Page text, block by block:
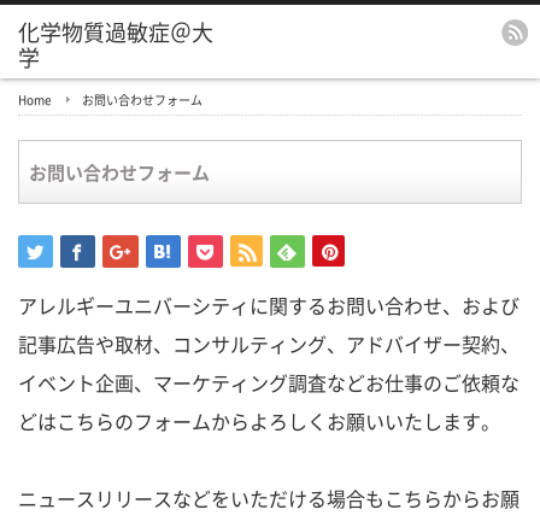
化学物質過敏症＠大
学
Home お問い合わせフォーム
お問い合わせフォーム
アレルギーユニバーシティに関するお問い合わせ、および
記事広告や取材、コンサルティング、アドバイザー契約、
イベント企画、マーケティング調査などお仕事のご依頼な
どはこちらのフォームからよろしくお願いいたします。
ニュースリリースなどをいただける場合もこちらからお願